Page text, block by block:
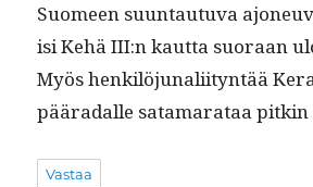
Suomeen suun­tau­tu­va
isi Kehä III:n kaut­ta suo­raan
Myös henkilöju­nali­ityn­tää
pääradalle sata­ma­rataa pitkin
Vastaa